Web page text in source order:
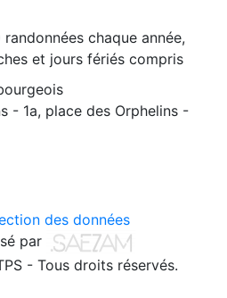
chaque année,
et jours fériés compris
- 1a, place des Orphelins -
des données
par
- Tous droits réservés.